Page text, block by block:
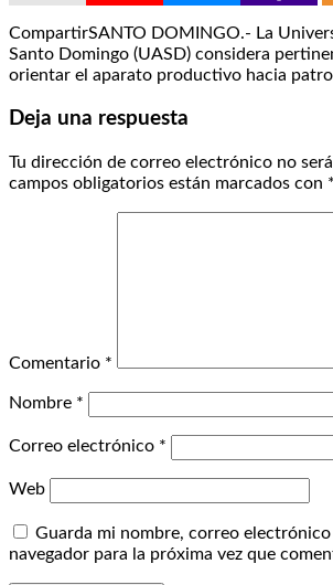
CompartirSANTO DOMINGO.- La
Santo Domingo (UASD) considera
orientar el aparato productivo hacia
Deja una respuesta
Tu dirección de correo electrónico no
campos obligatorios están marcados con *
Comentario *
Nombre *
Correo electrónico *
Web
Guarda mi nombre, correo
navegador para la próxima vez que